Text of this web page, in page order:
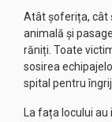
Atât șoferița, cât
animală și
răniți. Toate
sosirea
spital pentru
La fața locului